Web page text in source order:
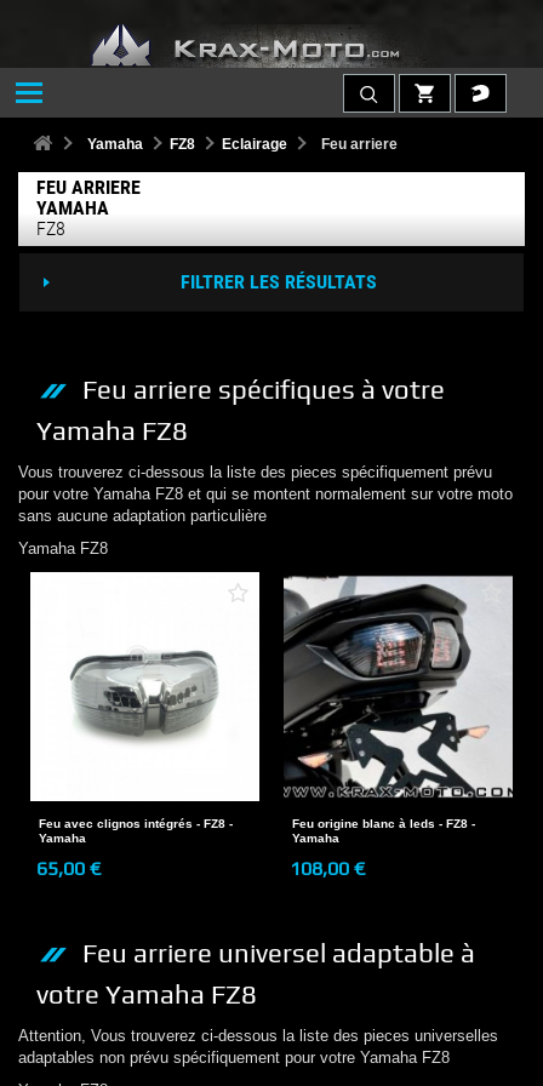
Yamaha FZ8 Eclairage Feu arriere
FEU ARRIERE
YAMAHA
FZ8
FILTRER LES RÉSULTATS
Feu arriere spécifiques à votre
Yamaha FZ8
Vous trouverez ci-dessous la liste des pieces spécifiquement prévu
pour votre Yamaha FZ8 et qui se montent normalement sur votre moto
sans aucune adaptation particulière
Yamaha FZ8
Feu avec clignos intégrés - FZ8 -
Yamaha
65,00 €
Feu origine blanc à leds - FZ8 -
Yamaha
108,00 €
Feu arriere universel adaptable à
votre Yamaha FZ8
Attention, Vous trouverez ci-dessous la liste des pieces universelles
adaptables non prévu spécifiquement pour votre Yamaha FZ8